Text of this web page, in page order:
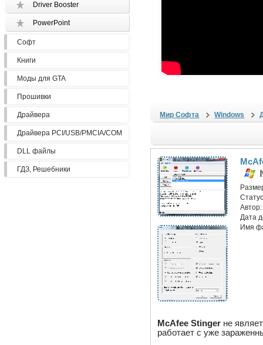
Driver Booster
PowerPoint
Софт
Книги
Моды для GTA
Прошивки
Драйвера
Драйвера PCI/USB/PMCIA/COM
DLL файлы
ГДЗ, Решебники
Мир Софта Windows
Дата
Имя
McAfee Stinger не
работает с уже